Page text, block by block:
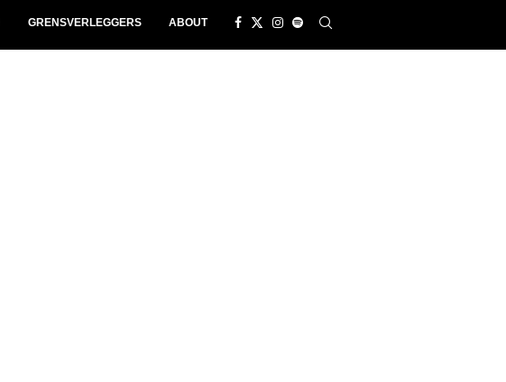
GRENSVERLEGGERS ABOUT